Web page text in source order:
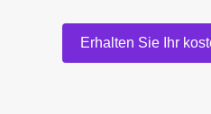
Erhalten Sie Ihr